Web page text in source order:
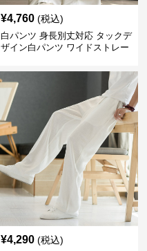
¥4,760 (税込)
白パンツ 身長別丈対応 タックデ
ザイン白パンツ ワイドストレー
¥4,290 (税込)